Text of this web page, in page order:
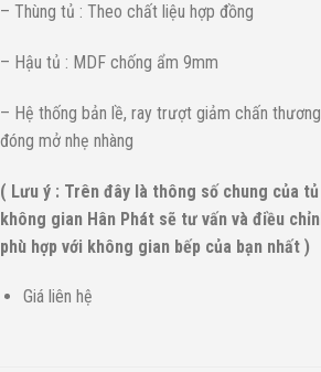
– Thùng tủ : Theo chất liệu hợp đồng
– Hậu tủ : MDF chống ẩm 9mm
– Hệ thống bản lề, ray trượt giảm chấn
đóng mở nhẹ nhàng
( Lưu ý : Trên đây là thông số chung của
không gian Hân Phát sẽ tư vấn và điều
phù hợp với không gian bếp của bạn nhất )
Giá liên hệ